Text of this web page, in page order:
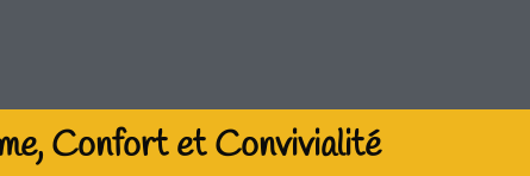
Confort et Convivialité